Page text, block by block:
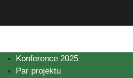
Konference 2025
Par projektu